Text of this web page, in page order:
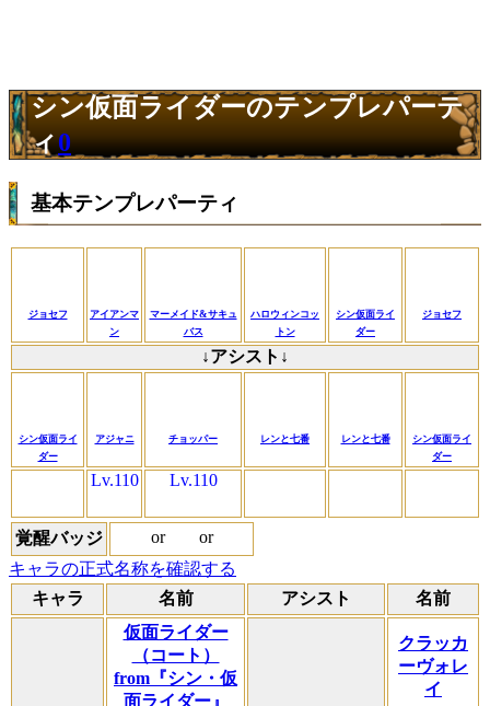
シン仮面ライダーのテンプレパーテ
ィ0
基本テンプレパーティ
ジョセフ
アイアンマ
ン
マーメイド&サキュ
バス
ハロウィンコッ
トン
シン仮面ライ
ダー
ジョセフ
↓アシスト↓
シン仮面ライ
ダー
アジャニ チョッパー レンと七番 レンと七番
シン仮面ライ
ダー
Lv.110 Lv.110
覚醒バッジ or
or
キャラの正式名称を確認する
キャラ
名前 アシスト
名前
仮面ライダー
（コート）
from『シン・仮
面ライダー』
クラッカ
ーヴォレ
イ